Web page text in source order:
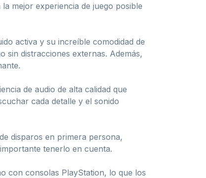
mejor experiencia de juego posible
activa y su increíble comodidad de
sin distracciones externas. Además,
de audio de alta calidad que
cada detalle y el sonido
disparos en primera persona,
tenerlo en cuenta.
con consolas PlayStation, lo que los